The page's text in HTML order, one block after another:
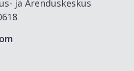
ja Arenduskeskus